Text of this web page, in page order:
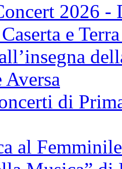
2026
e
Aversa
di
al